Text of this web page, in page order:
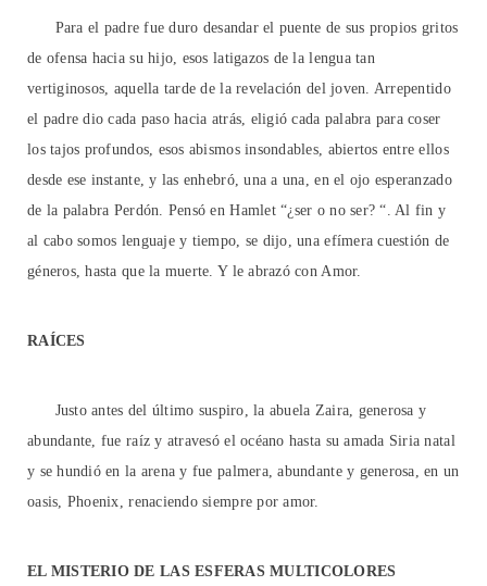
Para el padre fue duro desandar el puente de sus propios gritos
de ofensa hacia su hijo, esos latigazos de la lengua tan
vertiginosos, aquella tarde de la revelación del joven. Arrepentido
el padre dio cada paso hacia atrás, eligió cada palabra para coser
los tajos profundos, esos abismos insondables, abiertos entre ellos
desde ese instante, y las enhebró, una a una, en el ojo esperanzado
de la palabra Perdón. Pensó en Hamlet “¿ser o no ser? “. Al fin y
al cabo somos lenguaje y tiempo, se dijo, una efímera cuestión de
géneros, hasta que la muerte. Y le abrazó con Amor.
RAÍCES
Justo antes del último suspiro, la abuela Zaira, generosa y
abundante, fue raíz y atravesó el océano hasta su amada Siria natal
y se hundió en la arena y fue palmera, abundante y generosa, en un
oasis, Phoenix, renaciendo siempre por amor.
EL MISTERIO DE LAS ESFERAS MULTICOLORES